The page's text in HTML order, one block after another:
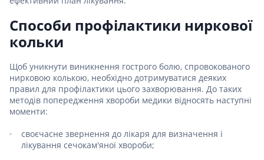
Способи профілактики ниркової
кольки
Щоб уникнути виникнення гострого болю, спровокованого
нирковою колькою, необхідно дотримуватися деяких
правил для профілактики цього захворювання. До таких
методів попередження хвороби медики відносять наступні
моменти:
своєчасне звернення до лікаря для визначення і
лікування сечокам'яної хвороби;